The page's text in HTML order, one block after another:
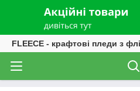
FLEECE - крафтові пледи з